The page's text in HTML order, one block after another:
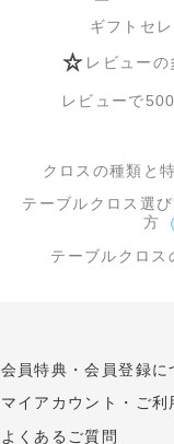
ギフトセ
レビューの
レビューで
クロスの種類と
テーブルクロス選
方
テーブルクロス
会員特典・会員登録に
マイアカウント・ご利
よくあるご質問